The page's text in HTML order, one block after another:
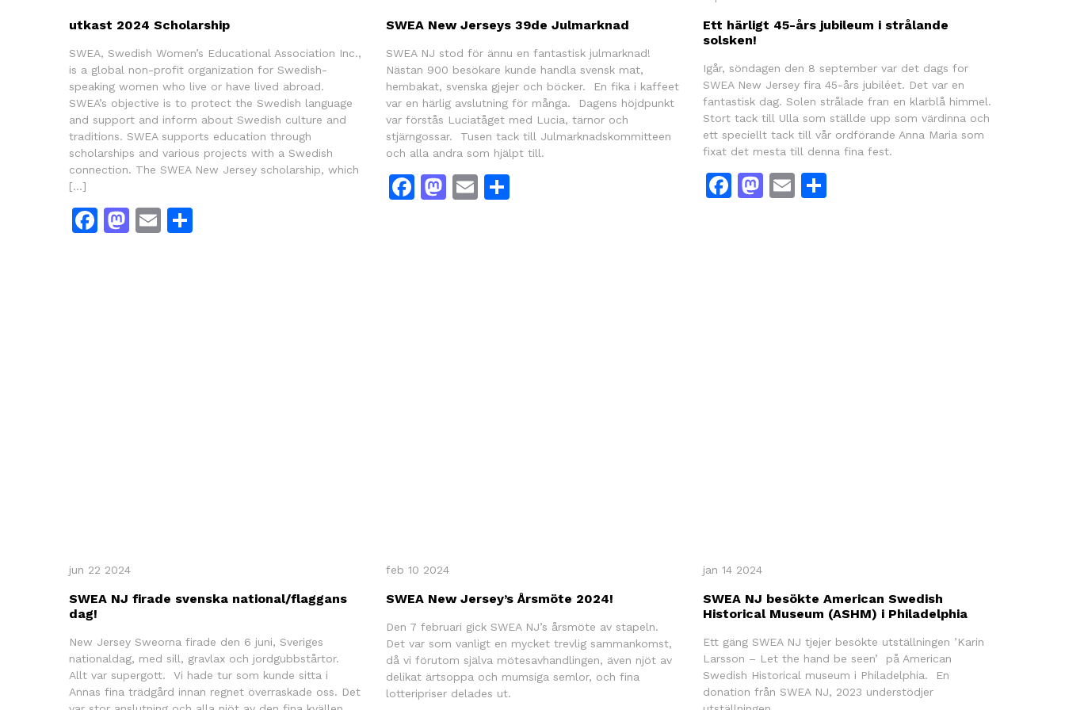
utkast 2024 Scholarship
SWEA, Swedish Women’s Educational Association Inc.,
is a global non-profit organization for Swedish-
speaking women who live or have lived abroad.
SWEA’s objective is to protect the Swedish language
and support and inform about Swedish culture and
traditions. SWEA supports education through
scholarships and various projects with a Swedish
connection. The SWEA New Jersey scholarship, which
[…]
Facebook
Mastodon
Email
SWEA New Jerseys 39de Julmarknad
SWEA NJ stod för ännu en fantastisk julmarknad!
Nästan 900 besökare kunde handla svensk mat,
hembakat, svenska gjejer och böcker. En fika i kaffeet
var en härlig avslutning för många. Dagens höjdpunkt
var förstås Luciatåget med Lucia, tärnor och
stjärngossar. Tusen tack till Julmarknadskommitteen
och alla andra som hjälpt till.
Facebook
Mastodon
EmailDela
Ett härligt 45-års jubileum i strålande
solsken!
Igår, söndagen den 8 september var det dags for
SWEA New Jersey fira 45-års jubiléet. Det var en
fantastisk dag. Solen strålade fran en klarblå himmel.
Stort tack till Ulla som ställde upp som värdinna och
ett speciellt tack till vår ordförande Anna Maria som
fixat det mesta till denna fina fest.
Facebook
Mastodon
EmailDela
jun 22 2024
SWEA NJ firade svenska national/flaggans
dag!
New Jersey Sweorna firade den 6 juni, Sveriges
nationaldag, med sill, gravlax och jordgubbstårtor.
Allt var supergott. Vi hade tur som kunde sitta i
Annas fina trädgård innan regnet överraskade oss. Det
feb 10 2024
SWEA New Jersey’s Årsmöte 2024!
Den 7 februari gick SWEA NJ’s årsmöte av stapeln.
Det var som vanligt en mycket trevlig sammankomst,
då vi förutom själva mötesavhandlingen, även njöt av
delikat ärtsoppa och mumsiga semlor, och fina
lotteripriser delades ut.
jan 14 2024
SWEA NJ besökte American Swedish
Historical Museum (ASHM) i Philadelphia
Ett gäng SWEA NJ tjejer besökte utställningen ’Karin
Larsson – Let the hand be seen’ på American
Swedish Historical museum i Philadelphia. En
donation från SWEA NJ, 2023 understödjer